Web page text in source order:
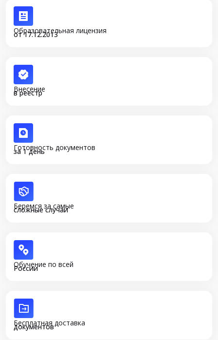
Образовательная лицензия
от 17.12.2013
Внесение
в реестр
Готовность документов
за 1 день
Беремся за самые
сложные случаи
Обучение по всей
России
Бесплатная доставка
документов